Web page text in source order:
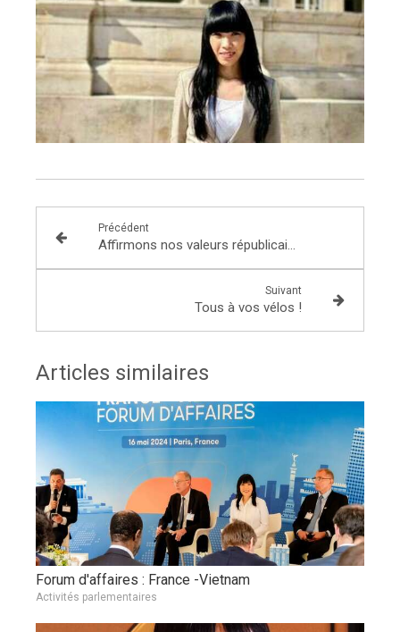
Précédent
Affirmons nos valeurs républicaines !
Suivant
Tous à vos vélos !
Articles similaires
Forum d'affaires : France -Vietnam
Activités parlementaires